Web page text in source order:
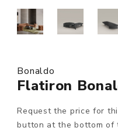
Bonaldo
Flatiron
Request the price for
button at the bottom of